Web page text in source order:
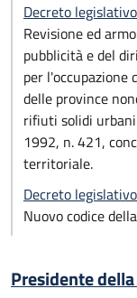
Decreto
Revisione ed
pubblicità e del
per l'occupazione
delle province
rifiuti solidi
1992, n. 421,
territoriale.
Decreto
Nuovo codice
Presidente